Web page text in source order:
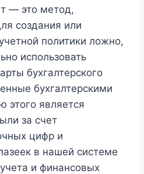
— это метод,
создания или
политики ложно,
использовать
бухгалтерского
бухгалтерскими
этого является
за счет
цифр и
в нашей системе
и финансовых